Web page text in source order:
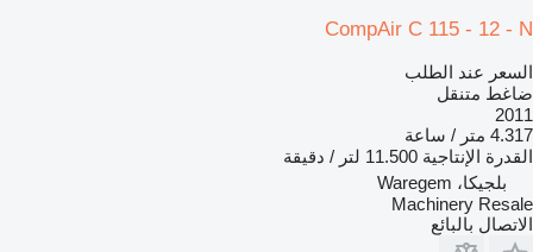
CompAir C 115 - 12 - N
السعر عند الطلب
ضاغط متنقل
2011
4.317 متر / ساعة
القدرة الإنتاجية 11.500 لتر / دقيقة
بلجيكا، Waregem
Machinery Resale
الاتصال بالبائع